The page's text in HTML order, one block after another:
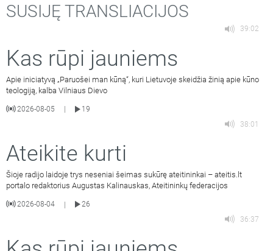
SUSIJĘ TRANSLIACIJOS
39:02
Kas rūpi jauniems
Apie iniciatyvą „Paruošei man kūną“, kuri Lietuvoje skeidžia žinią apie kūno
teologiją, kalba Vilniaus Dievo
2026-08-05
19
38:01
Ateikite kurti
Šioje radijo laidoje trys neseniai šeimas sukūrę ateitininkai – ateitis.lt
portalo redaktorius Augustas Kalinauskas, Ateitininkų federacijos
2026-08-04 |
26
36:37